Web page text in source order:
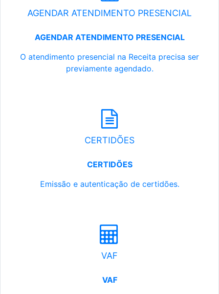
AGENDAR ATENDIMENTO PRESENCIAL
AGENDAR ATENDIMENTO PRESENCIAL
O atendimento presencial na Receita precisa ser
previamente agendado.
CERTIDÕES
CERTIDÕES
Emissão e autenticação de certidões.
VAF
VAF